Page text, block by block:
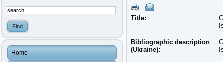
Home
Title:
Bibliographic description
(Ukraine):